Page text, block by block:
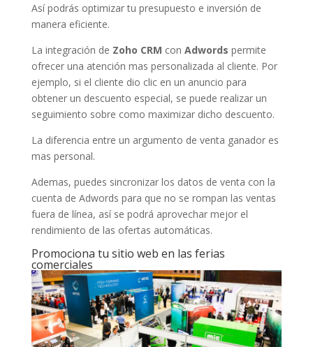
Así podrás optimizar tu presupuesto e inversión de
manera eficiente.
La integración de Zoho CRM con Adwords permite
ofrecer una atención mas personalizada al cliente. Por
ejemplo, si el cliente dio clic en un anuncio para
obtener un descuento especial, se puede realizar un
seguimiento sobre como maximizar dicho descuento.
La diferencia entre un argumento de venta ganador es
mas personal.
Ademas, puedes sincronizar los datos de venta con la
cuenta de Adwords para que no se rompan las ventas
fuera de línea, así se podrá aprovechar mejor el
rendimiento de las ofertas automáticas.
Promociona tu sitio web en las ferias
comerciales